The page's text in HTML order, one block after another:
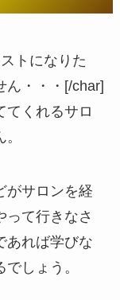
トになりた
ん・・・[/char]
てくれるサロ
がサロンを経
って行きなさ
あれば学びな
しょう。